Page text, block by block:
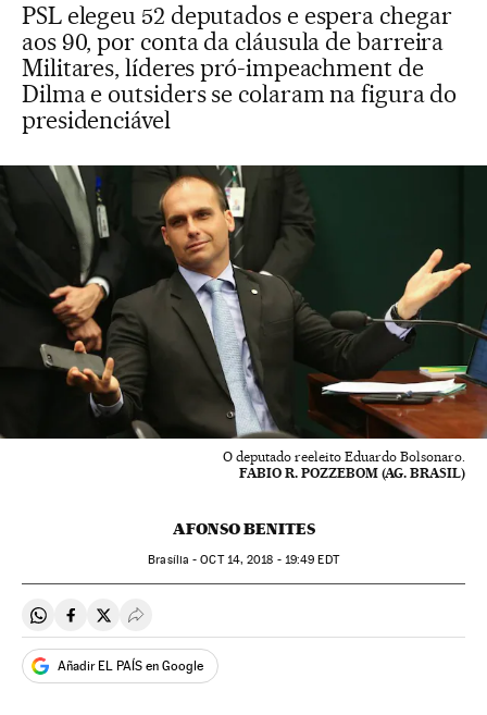
PSL elegeu 52 deputados e espera chegar
aos 90, por conta da cláusula de barreira
Militares, líderes pró-impeachment de
Dilma e outsiders se colaram na figura do
presidenciável
O deputado reeleito Eduardo Bolsonaro.
FABIO R. POZZEBOM (AG. BRASIL)
AFONSO BENITES
Brasília -OCT14, 2018 - 19:49 EDT
Compartir en Whatsapp
Compartir en Facebook
Compartir en Twitter
Desplegar Redes Sociales
Añadir EL PAÍS en Google